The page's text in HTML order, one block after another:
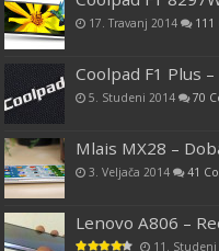
17. Travanj 2014
Coolpad F1 Plus
5. Studeni 2014 70
Mlais MX28 –
3. Veljača 2014 41
Lenovo A806 –
11. Studeni